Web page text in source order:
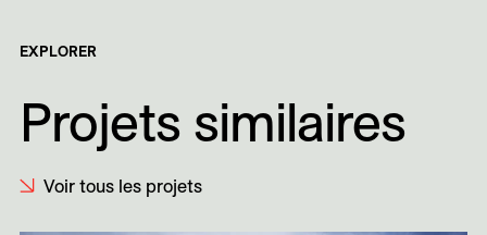
EXPLORER
Projets similaires
Voir tous les projets